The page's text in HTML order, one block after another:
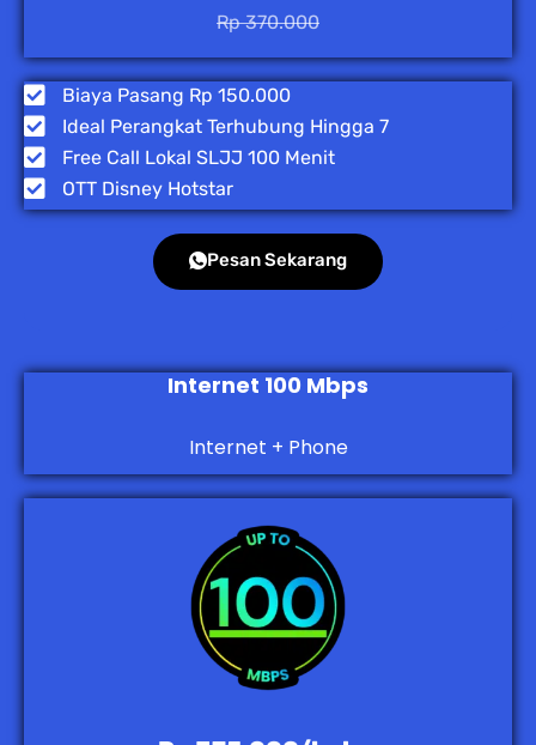
Rp 370.000
Biaya Pasang Rp 150.000
Ideal Perangkat Terhubung Hingga 7
Free Call Lokal SLJJ 100 Menit
OTT Disney Hotstar
Pesan Sekarang
Internet 100 Mbps
Internet + Phone